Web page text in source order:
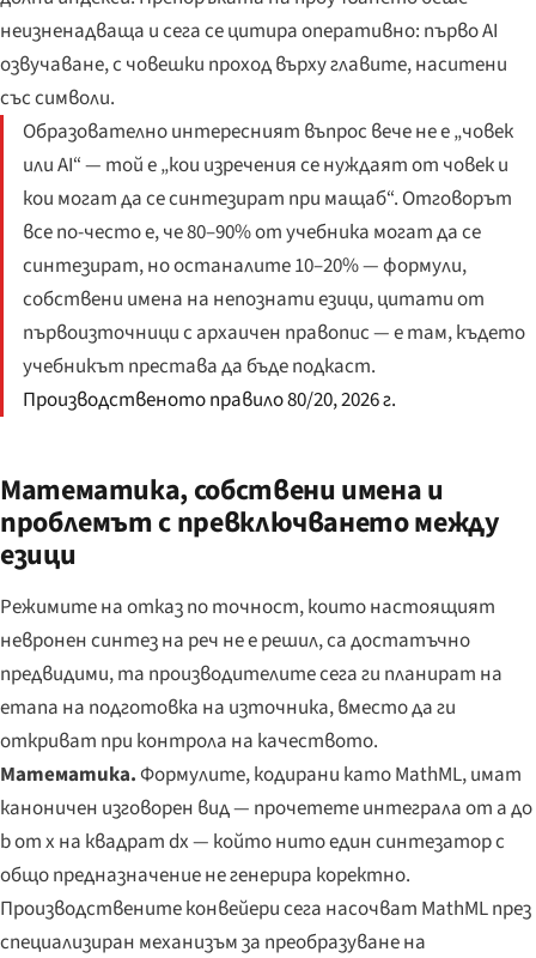
неизненадваща и сега се цитира оперативно: първо AI
озвучаване, с човешки проход върху главите, наситени
със символи.
Образователно интересният въпрос вече не е „човек
или AI“ — той е „кои изречения се нуждаят от човек и
кои могат да се синтезират при мащаб“. Отговорът
все по-често е, че 80–90% от учебника могат да се
синтезират, но останалите 10–20% — формули,
собствени имена на непознати езици, цитати от
първоизточници с архаичен правопис — е там, където
учебникът престава да бъде подкаст.
Производственото правило 80/20, 2026 г.
Математика, собствени имена и
проблемът с превключването между
езици
Режимите на отказ по точност, които настоящият
невронен синтез на реч не е решил, са достатъчно
предвидими, та производителите сега ги планират на
етапа на подготовка на източника, вместо да ги
откриват при контрола на качеството.
Математика.Формулите, кодирани като MathML, имат
каноничен изговорен вид — прочетете интеграла от a до
b от x на квадрат dx — който нито един синтезатор с
общо предназначение не генерира коректно.
Производствените конвейери сега насочват MathML през
специализиран механизъм за преобразуване на